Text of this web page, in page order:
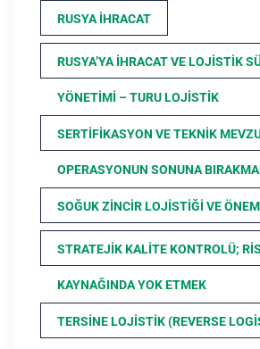
RUSYA İHRACAT
RUSYA’YA İHRACAT VE LOJISTIK
YÖNETIMI – TURU LOJISTIK
SERTIFIKASYON VE TEKNIK
OPERASYONUN SONUNA
SOĞUK ZINCIR LOJISTIĞI VE
STRATEJIK KALITE KONTROLÜ;
KAYNAĞINDA YOK ETMEK
TERSINE LOJISTIK (REVERSE